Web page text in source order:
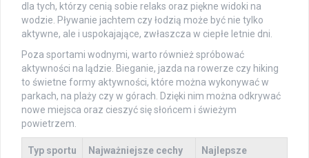
dla tych, którzy cenią sobie relaks oraz piękne widoki na
wodzie. Pływanie jachtem czy łodzią może być nie tylko
aktywne, ale i uspokajające, zwłaszcza w ciepłe letnie dni.
Poza sportami wodnymi, warto również spróbować
aktywności na lądzie. Bieganie, jazda na rowerze czy hiking
to świetne formy aktywności, które można wykonywać w
parkach, na plaży czy w górach. Dzięki nim można odkrywać
nowe miejsca oraz cieszyć się słońcem i świeżym
powietrzem.
Typ sportu Najważniejsze cechy
Najlepsze